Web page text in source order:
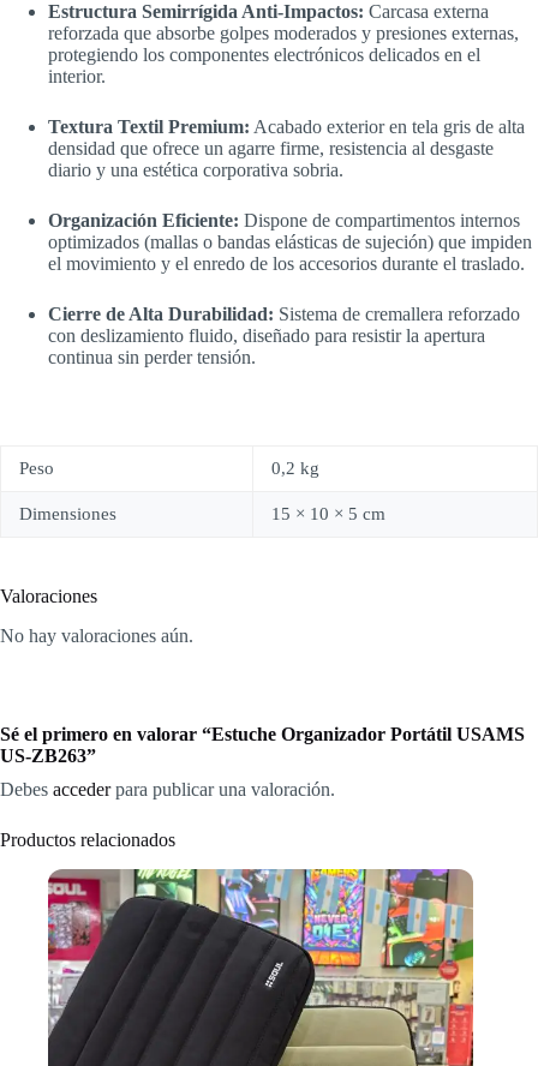
Estructura Semirrígida Anti-Impactos: Carcasa externa
reforzada que absorbe golpes moderados y presiones externas,
protegiendo los componentes electrónicos delicados en el
interior.
Textura Textil Premium: Acabado exterior en tela gris de alta
densidad que ofrece un agarre firme, resistencia al desgaste
diario y una estética corporativa sobria.
Organización Eficiente: Dispone de compartimentos internos
optimizados (mallas o bandas elásticas de sujeción) que impiden
el movimiento y el enredo de los accesorios durante el traslado.
Cierre de Alta Durabilidad: Sistema de cremallera reforzado
con deslizamiento fluido, diseñado para resistir la apertura
continua sin perder tensión.
Peso 0,2 kg
Dimensiones 15 × 10 × 5 cm
Valoraciones
No hay valoraciones aún.
Sé el primero en valorar “Estuche Organizador Portátil USAMS
US-ZB263”
Debes accederpara publicar una valoración.
Productos relacionados